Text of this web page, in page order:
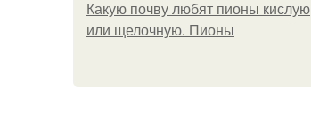
Какую почву любят пионы кислую
или щелочную. Пионы